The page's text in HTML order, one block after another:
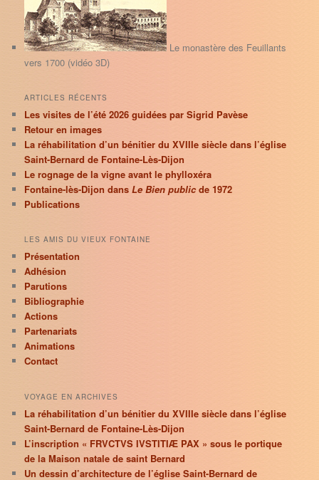
h
e
Le monastère des Feuillants
vers 1700 (vidéo 3D)
ARTICLES RÉCENTS
Les visites de l’été 2026 guidées par Sigrid Pavèse
Retour en images
La réhabilitation d’un bénitier du XVIIIe siècle dans l’église
Saint-Bernard de Fontaine-Lès-Dijon
Le rognage de la vigne avant le phylloxéra
Fontaine-lès-Dijon dansLe Bien publicde 1972
Publications
LES AMIS DU VIEUX FONTAINE
Présentation
Adhésion
Parutions
Bibliographie
Actions
Partenariats
Animations
Contact
VOYAGE EN ARCHIVES
La réhabilitation d’un bénitier du XVIIIe siècle dans l’église
Saint-Bernard de Fontaine-Lès-Dijon
L’inscription « FRVCTVS IVSTITIÆ PAX » sous le portique
de la Maison natale de saint Bernard
Un dessin d’architecture de l’église Saint-Bernard de